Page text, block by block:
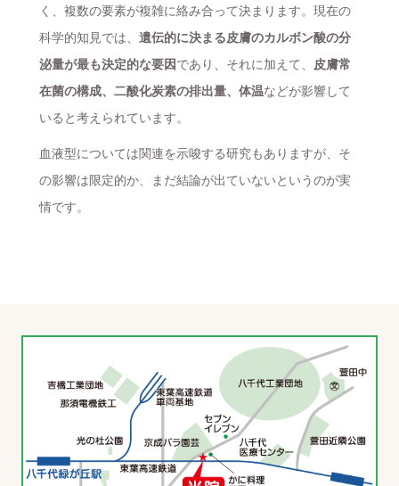
く、複数の要素が複雑に絡み合って決まります。現在の
科学的知見では、 遺伝的に決まる皮膚のカルボン酸の分
泌量が最も決定的な要因であり、それに加えて、 皮膚常
在菌の構成、二酸化炭素の排出量、体温などが影響して
いると考えられています。
血液型については関連を示唆する研究もありますが、そ
の影響は限定的か、まだ結論が出ていないというのが実
情です。